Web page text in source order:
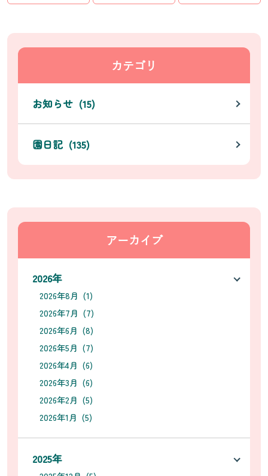
カテゴリ
お知らせ (15)
園日記 (135)
アーカイブ
2026年
2026年8月 (1)
2026年7月 (7)
2026年6月 (8)
2026年5月 (7)
2026年4月 (6)
2026年3月 (6)
2026年2月 (5)
2026年1月 (5)
2025年